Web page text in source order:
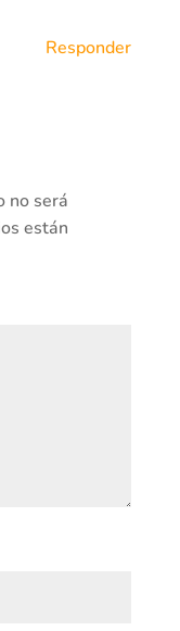
Responder
no será
están